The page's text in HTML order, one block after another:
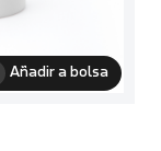
Añadir a bolsa